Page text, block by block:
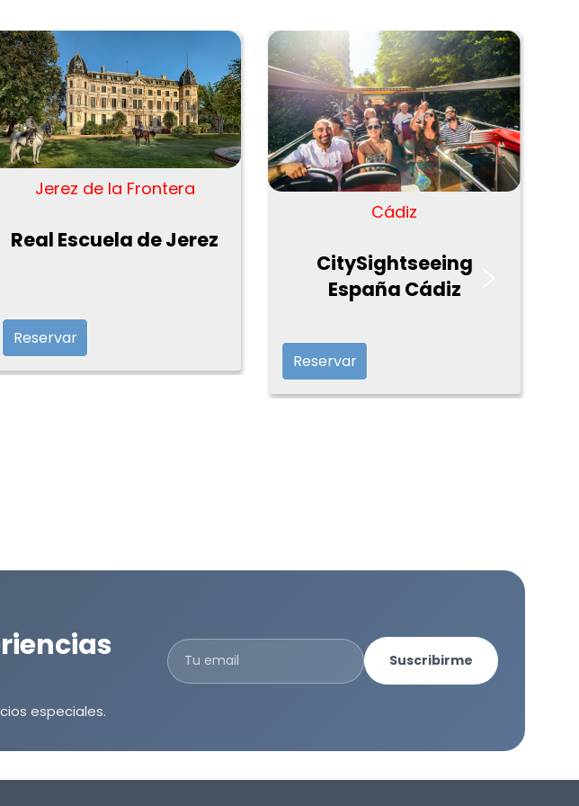
Jerez de la Frontera
Real Escuela de Jerez
Reservar
Cádiz
CitySightseeing
España Cádiz
Reservar
especiales.
Suscribirme